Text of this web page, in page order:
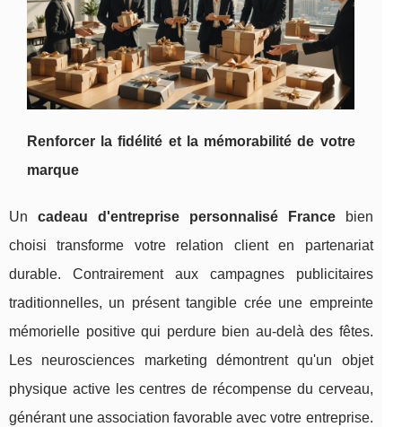
Renforcer la fidélité et la mémorabilité de votre
marque
Un cadeau d'entreprise personnalisé Francebien
choisi transforme votre relation client en partenariat
durable. Contrairement aux campagnes publicitaires
traditionnelles, un présent tangible crée une empreinte
mémorielle positive qui perdure bien au-delà des fêtes.
Les neurosciences marketing démontrent qu'un objet
physique active les centres de récompense du cerveau,
générant une association favorable avec votre entreprise.